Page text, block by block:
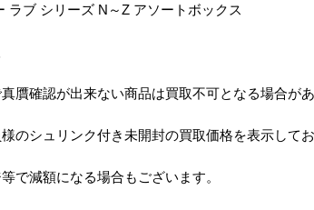
ラブ シリーズ N～Z アソートボックス
贋確認が出来ない商品は買取不可となる場合があ
のシュリンク付き未開封の買取価格を表示してお
で減額になる場合もございます。